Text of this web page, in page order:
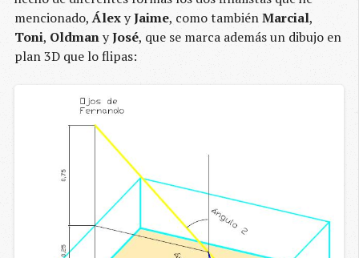
mencionado,ÁlexyJaime, como tambiénMarcial,
Toni, OldmanyJosé, que se marca además un dibujo en
plan 3D que lo flipas: